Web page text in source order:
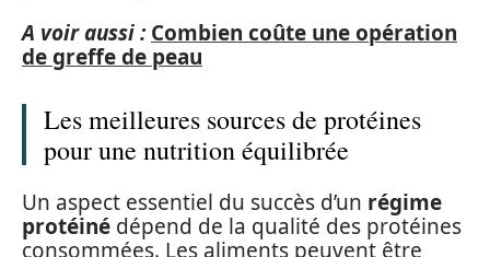
A voir aussi : Combien coûte une opération
de greffe de peau
Les meilleures sources de protéines
pour une nutrition équilibrée
Un aspect essentiel du succès d’un régime
protéiné dépend de la qualité des protéines
consommées. Les aliments peuvent être